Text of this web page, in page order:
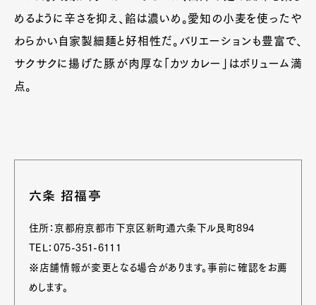
めるように辛さを抑え、餡は濃いめ。愛知の小麦を使ったや
わらかい自家製細麺と好相性だ。バリエーションも豊富で、
サクサクに揚げた豚が肉厚な「カツカレー」はボリューム満
点。
六条 招福亭
住所：京都府京都市下京区新町通六条下ル艮町894
TEL：075-351-6111
※店舗情報が変更となる場合があります。事前に確認をお薦
めします。